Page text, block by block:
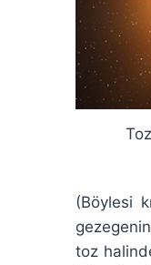
(Böylesi
toz